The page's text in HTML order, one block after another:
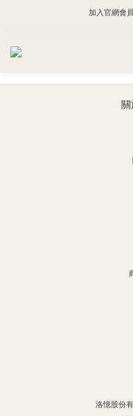
每日 24:00
加入官網會
洛憶股份